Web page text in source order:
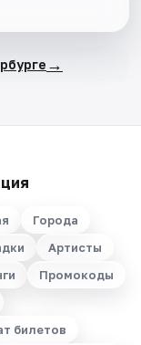
→
Города
Артисты
Промокоды
билетов